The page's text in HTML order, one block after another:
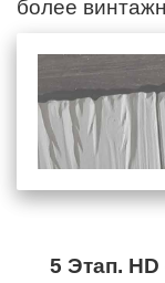
более
5 Этап.